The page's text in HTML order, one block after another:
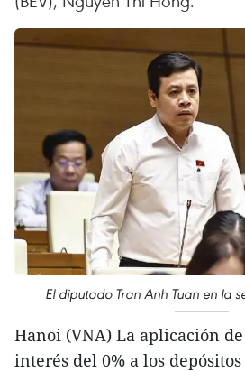
El diputado Tran Anh Tuan en la
Hanoi (VNA) La aplicación
interés del 0% a los